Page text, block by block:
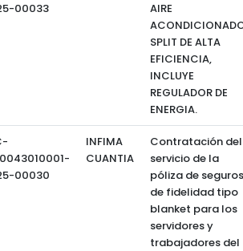
00033
AIRE
SPLIT DE ALTA
EFICIENCIA,
INCLUYE
REGULADOR DE
ENERGIA.
00030
INFIMA
CUANTIA
Contratación del
servicio de la
póliza de seguros
de fidelidad tipo
blanket para los
servidores y
trabajadores del